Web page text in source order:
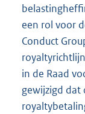
een rol voor
Conduct
in de Raad
gewijzigd dat